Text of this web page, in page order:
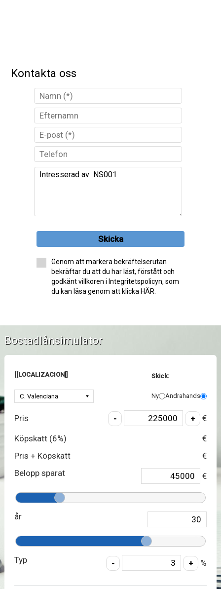
Kontakta oss
Skicka
Genom att markera bekräftelserutan
bekräftar du att du har läst, förstått och
godkänt villkoren i Integritetspolicyn, som
du kan läsa genom att klicka HÄR.
Bostadlånsimulator
[[LOCALIZACION]] Skick:
Ny Andrahands
Pris €
Köpskatt (6%)
€
Pris + Köpskatt
€
Belopp sparat
€
år
Typ %